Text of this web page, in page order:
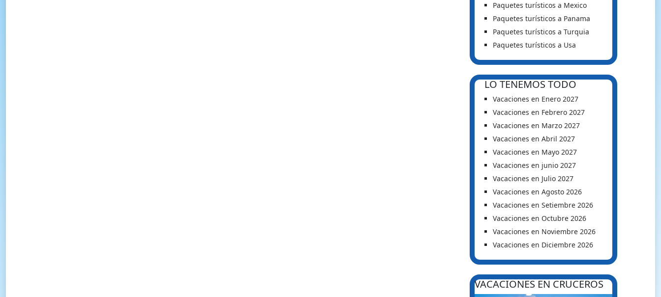
Paquetes turísticos a Mexico
Paquetes turísticos a Panama
Paquetes turísticos a Turquia
Paquetes turísticos a Usa
LO TENEMOS TODO
Vacaciones en Enero 2027
Vacaciones en Febrero 2027
Vacaciones en Marzo 2027
Vacaciones en Abril 2027
Vacaciones en Mayo 2027
Vacaciones en junio 2027
Vacaciones en Julio 2027
Vacaciones en Agosto 2026
Vacaciones en Setiembre 2026
Vacaciones en Octubre 2026
Vacaciones en Noviembre 2026
Vacaciones en Diciembre 2026
VACACIONES EN CRUCEROS